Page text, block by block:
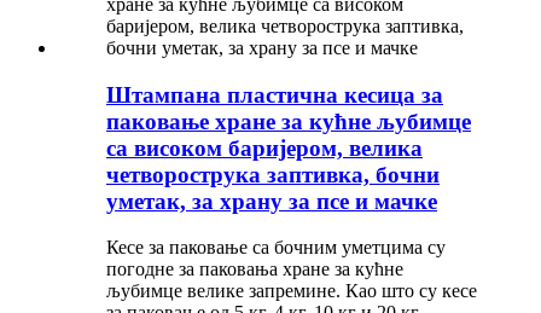
Штампана пластична кесица за
паковање хране за кућне љубимце
са високом баријером, велика
четворострука заптивка, бочни
уметак, за храну за псе и мачке
Кесе за паковање са бочним уметцима су
погодне за паковања хране за кућне
љубимце велике запремине. Као што су кесе